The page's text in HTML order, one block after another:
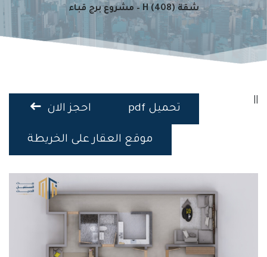
شقة H (408) – مشروع برج قباء
احجز الان تحميل pdf
موقع العقار على الخريطة